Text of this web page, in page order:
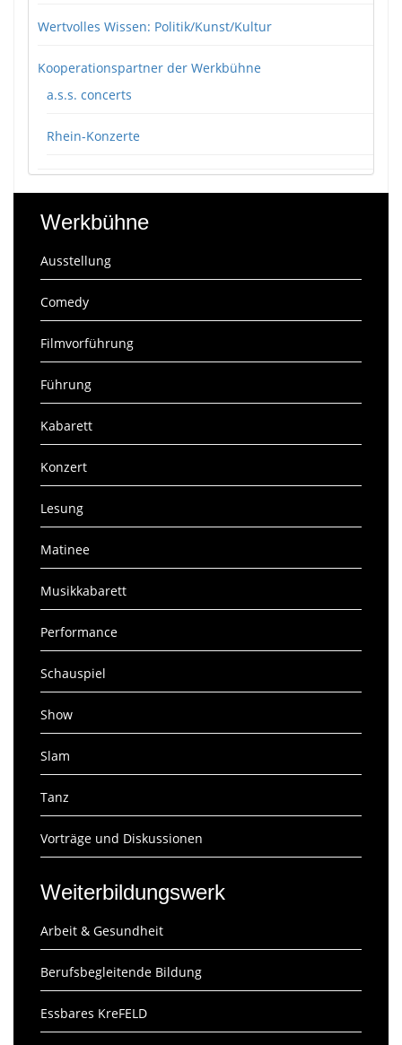
Wertvolles Wissen: Politik/Kunst/Kultur
Kooperationspartner der Werkbühne
a.s.s. concerts
Rhein-Konzerte
Werkbühne
Ausstellung
Comedy
Filmvorführung
Führung
Kabarett
Konzert
Lesung
Matinee
Musikkabarett
Performance
Schauspiel
Show
Slam
Tanz
Vorträge und Diskussionen
Weiterbildungswerk
Arbeit & Gesundheit
Berufsbegleitende Bildung
Essbares KreFELD